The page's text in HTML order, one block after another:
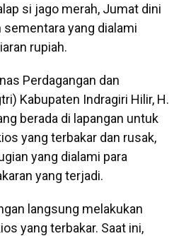
si jago merah, Jumat dini
yang dialami
rupiah.
Perdagangan dan
Kabupaten Indragiri Hilir, H.
berada di lapangan untuk
yang terbakar dan rusak,
yang dialami para
yang terjadi.
langsung melakukan
yang terbakar. Saat ini,